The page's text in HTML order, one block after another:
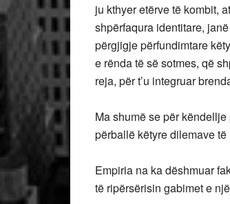
ju kthyer etërve të kombit,
shpërfaqura identitare,
përgjigje përfundimtare
e rënda të së sotmes, që
reja, për t’u integruar
Ma shumë se për
përballë këtyre dilemave
Empiria na ka dëshmuar
të ripërsërisin gabimet e